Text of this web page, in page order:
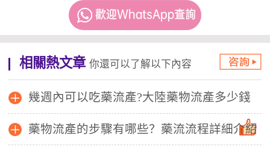
相關熱文章 你還可以了解以下內容
幾週內可以吃藥流產?大陸藥物流產多少錢
藥物流產的步驟有哪些？藥流流程詳細介紹